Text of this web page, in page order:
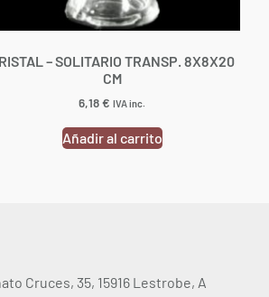
– SOLITARIO TRANSP. 8X8X20
CM
6,18€ IVA inc.
Añadir al carrito
Cruces, 35, 15916 Lestrobe, A